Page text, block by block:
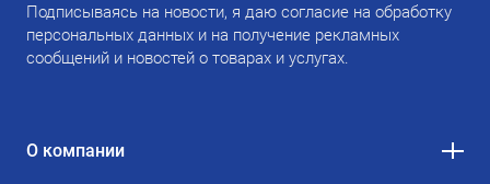
Подписываясь на новости, я даю согласие на обработку
персональных данных и на получение рекламных
сообщений и новостей о товарах и услугах.
О компании